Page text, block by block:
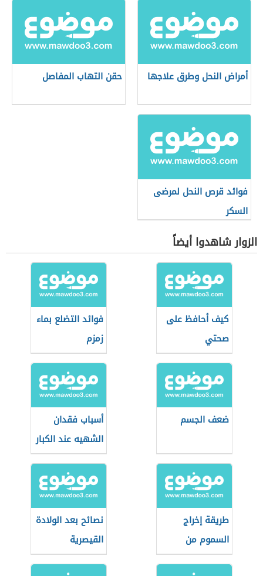
أمراض النحل وطرق علاجها حقن التهاب المفاصل
فوائد قرص النحل لمرضى
السكر
الزوار شاهدوا أيضاً
كيف أحافظ على
صحتي
فوائد التضلع بماء
زمزم
ضعف الجسم
أسباب فقدان
الشهيه عند الكبار
طريقة إخراج
السموم من
الجسم
نصائح بعد الولادة
القيصرية